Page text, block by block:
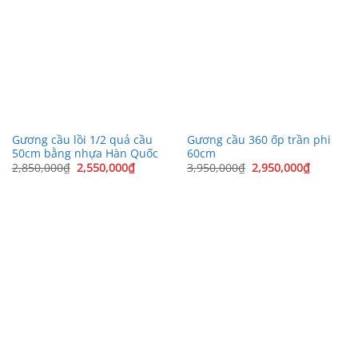
Gương cầu lồi 1/2 quả cầu
50cm bằng nhựa Hàn Quốc
2,850,000₫ Giá
gốc
2,550,000₫Giá
hiện
Gương cầu 360 ốp trần phi
60cm
3,950,000₫ Giá
gốc
2,950,000₫Giá
hiện